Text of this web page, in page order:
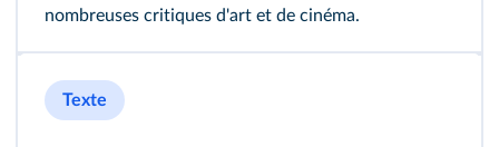
nombreuses critiques d'art et de cinéma.
Texte